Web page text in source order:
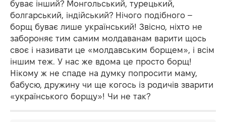
буває інший? Монгольський, турецький,
болгарський, індійський? Нічого подібного –
борщ буває лише український! Звісно, ніхто не
забороняє тим самим молдаванам варити щось
своє і називати це «молдавським борщем», і всім
іншим теж. У нас же вдома це просто борщ!
Нікому ж не спаде на думку попросити маму,
бабусю, дружину чи ще когось із родичів зварити
«українського борщу»! Чи не так?